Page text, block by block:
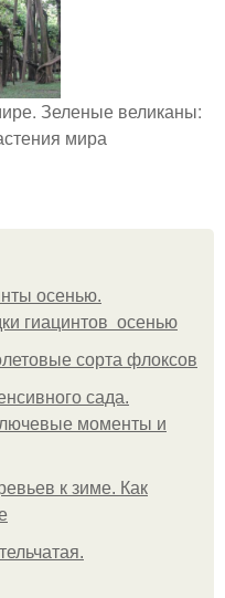
Зеленые великаны:
мира
осенью.
гиацинтов осенью
сорта флоксов
сада.
моменты и
к зиме. Как